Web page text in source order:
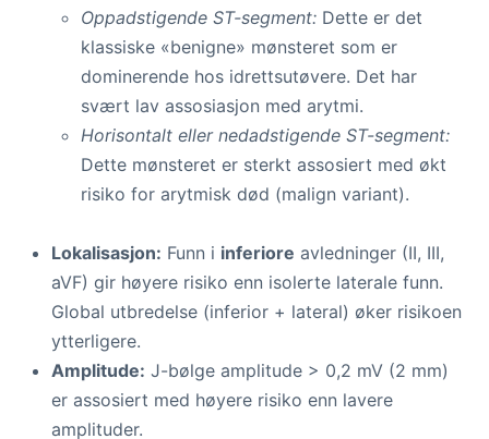
Oppadstigende ST-segment: Dette er det
klassiske «benigne» mønsteret som er
dominerende hos idrettsutøvere. Det har
svært lav assosiasjon med arytmi.
Horisontalt eller nedadstigende ST-segment:
Dette mønsteret er sterkt assosiert med økt
risiko for arytmisk død (malign variant).
Lokalisasjon: Funn i inferiore avledninger (II, III,
aVF) gir høyere risiko enn isolerte laterale funn.
Global utbredelse (inferior + lateral) øker risikoen
ytterligere.
Amplitude: J-bølge amplitude > 0,2 mV (2 mm)
er assosiert med høyere risiko enn lavere
amplituder.